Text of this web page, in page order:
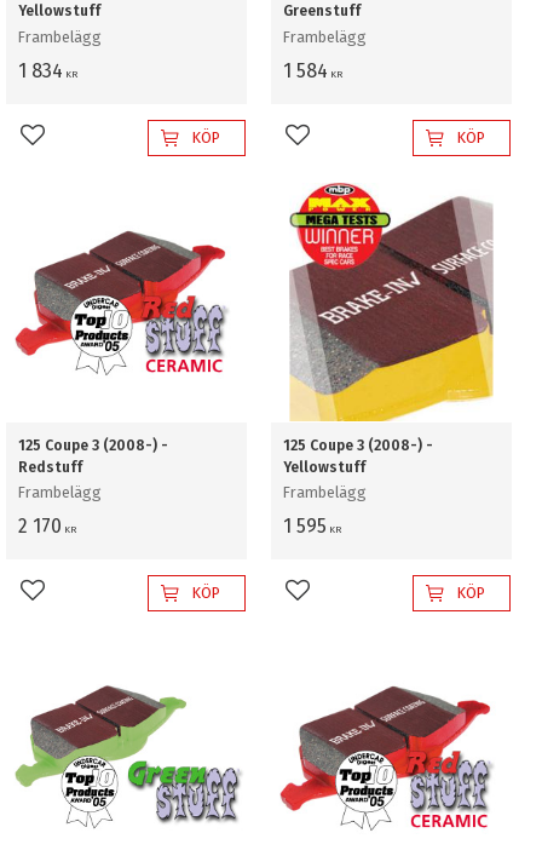
Yellowstuff
Frambelägg
1 834 KR
Lägg till i favoriterKÖP
Greenstuff
Frambelägg
1 584 KR
Lägg till i favoriterKÖP
125 Coupe 3 (2008-) -
Redstuff
Frambelägg
2 170 KR
Lägg till i favoriterKÖP
125 Coupe 3 (2008-) -
Yellowstuff
Frambelägg
1 595 KR
Lägg till i favoriterKÖP